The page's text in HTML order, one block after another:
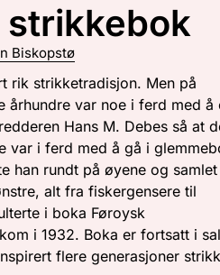
Biskopstø
rik strikketradisjon. Men på
århundre var noe i ferd med å
Hans M. Debes så at
var i ferd med å gå i
han rundt på øyene og
alt fra fiskergensere til
i boka Føroysk
i 1932. Boka er fortsatt i
flere generasjoner